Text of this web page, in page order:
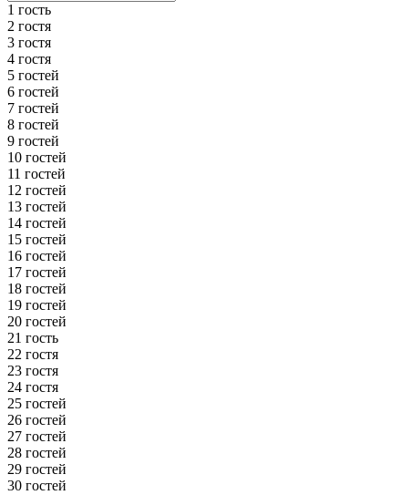
1 гость
2 гостя
3 гостя
4 гостя
5 гостей
6 гостей
7 гостей
8 гостей
9 гостей
10 гостей
11 гостей
12 гостей
13 гостей
14 гостей
15 гостей
16 гостей
17 гостей
18 гостей
19 гостей
20 гостей
21 гость
22 гостя
23 гостя
24 гостя
25 гостей
26 гостей
27 гостей
28 гостей
29 гостей
30 гостей